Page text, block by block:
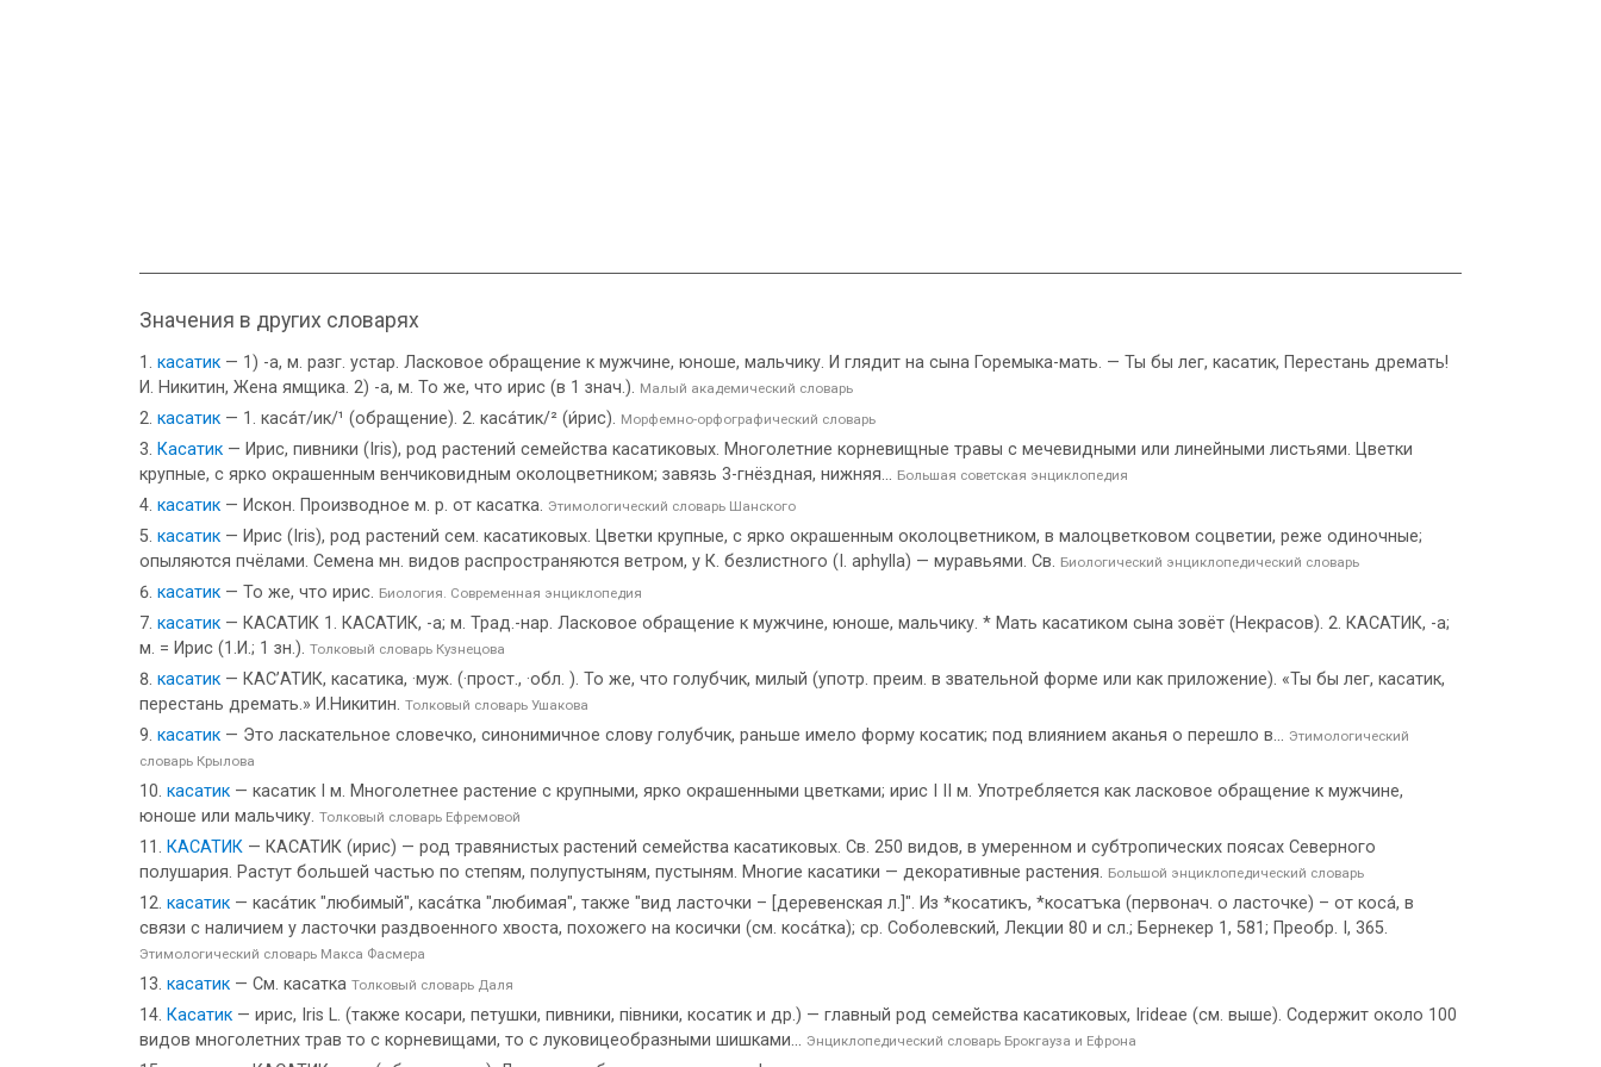
Значения в других словарях
касатик — 1) -а, м. разг. устар. Ласковое обращение к мужчине, юноше, мальчику. И глядит на сына Горемыка-мать. — Ты бы лег, касатик, Перестань дремать!
И. Никитин, Жена ямщика. 2) -а, м. То же, что ирис (в 1 знач.). Малый академический словарь
касатик — 1. каса́т/ик/¹ (обращение). 2. каса́тик/² (и́рис). Морфемно-орфографический словарь
Касатик — Ирис, пивники (Iris), род растений семейства касатиковых. Многолетние корневищные травы с мечевидными или линейными листьями. Цветки
крупные, с ярко окрашенным венчиковидным околоцветником; завязь 3-гнёздная, нижняя... Большая советская энциклопедия
касатик — Искон. Производное м. р. от касатка. Этимологический словарь Шанского
касатик — Ирис (Iris), род растений сем. касатиковых. Цветки крупные, с ярко окрашенным околоцветником, в малоцветковом соцветии, реже одиночные;
опыляются пчёлами. Семена мн. видов распространяются ветром, у К. безлистного (I. aphylla) — муравьями. Св. Биологический энциклопедический словарь
касатик — То же, что ирис. Биология. Современная энциклопедия
касатик — КАСАТИК 1. КАСАТИК, -а; м. Трад.-нар. Ласковое обращение к мужчине, юноше, мальчику. * Мать касатиком сына зовёт (Некрасов). 2. КАСАТИК, -а;
м. = Ирис (1.И.; 1 зн.). Толковый словарь Кузнецова
касатик — КАС’АТИК, касатика, ·муж. (·прост., ·обл. ). То же, что голубчик, милый (употр. преим. в звательной форме или как приложение). «Ты бы лег, касатик,
перестань дремать.» И.Никитин. Толковый словарь Ушакова
касатик — Это ласкательное словечко, синонимичное слову голубчик, раньше имело форму косатик; под влиянием аканья о перешло в... Этимологический
словарь Крылова
касатик — касатик I м. Многолетнее растение с крупными, ярко окрашенными цветками; ирис I II м. Употребляется как ласковое обращение к мужчине,
юноше или мальчику. Толковый словарь Ефремовой
КАСАТИК — КАСАТИК (ирис) — род травянистых растений семейства касатиковых. Св. 250 видов, в умеренном и субтропических поясах Северного
полушария. Растут большей частью по степям, полупустыням, пустыням. Многие касатики — декоративные растения. Большой энциклопедический словарь
касатик — каса́тик "любимый", каса́тка "любимая", также "вид ласточки – [деревенская л.]". Из *косатикъ, *косатъка (первонач. о ласточке) – от коса́, в
связи с наличием у ласточки раздвоенного хвоста, похожего на косички (см. коса́тка); ср. Соболевский, Лекции 80 и сл.; Бернекер 1, 581; Преобр. I, 365.
Этимологический словарь Макса Фасмера
касатик — См. касатка Толковый словарь Даля
Касатик — ирис, Iris L. (также косари, петушки, пивники, пiвники, косатик и др.) — главный род семейства касатиковых, Irideae (см. выше). Содержит около 100
видов многолетних трав то с корневищами, то с луковицеобразными шишками... Энциклопедический словарь Брокгауза и Ефрона